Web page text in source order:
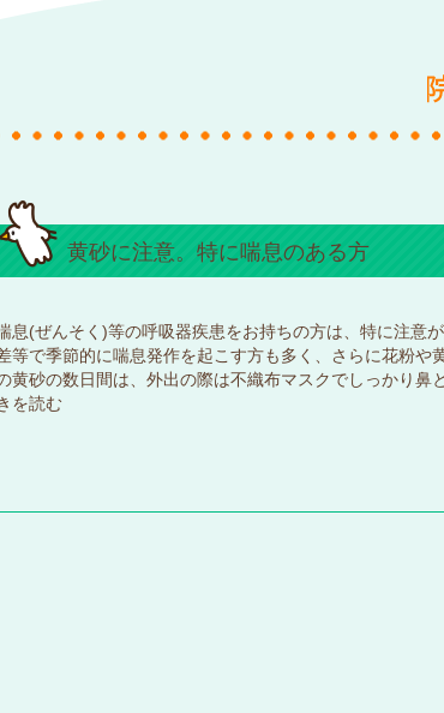
黄砂に注意。特に喘息のある方
息(ぜんそく)等の呼吸器疾患をお持ちの方は、特に注意
等で季節的に喘息発作を起こす方も多く、さらに花粉や
黄砂の数日間は、外出の際は不織布マスクでしっかり鼻
を読む